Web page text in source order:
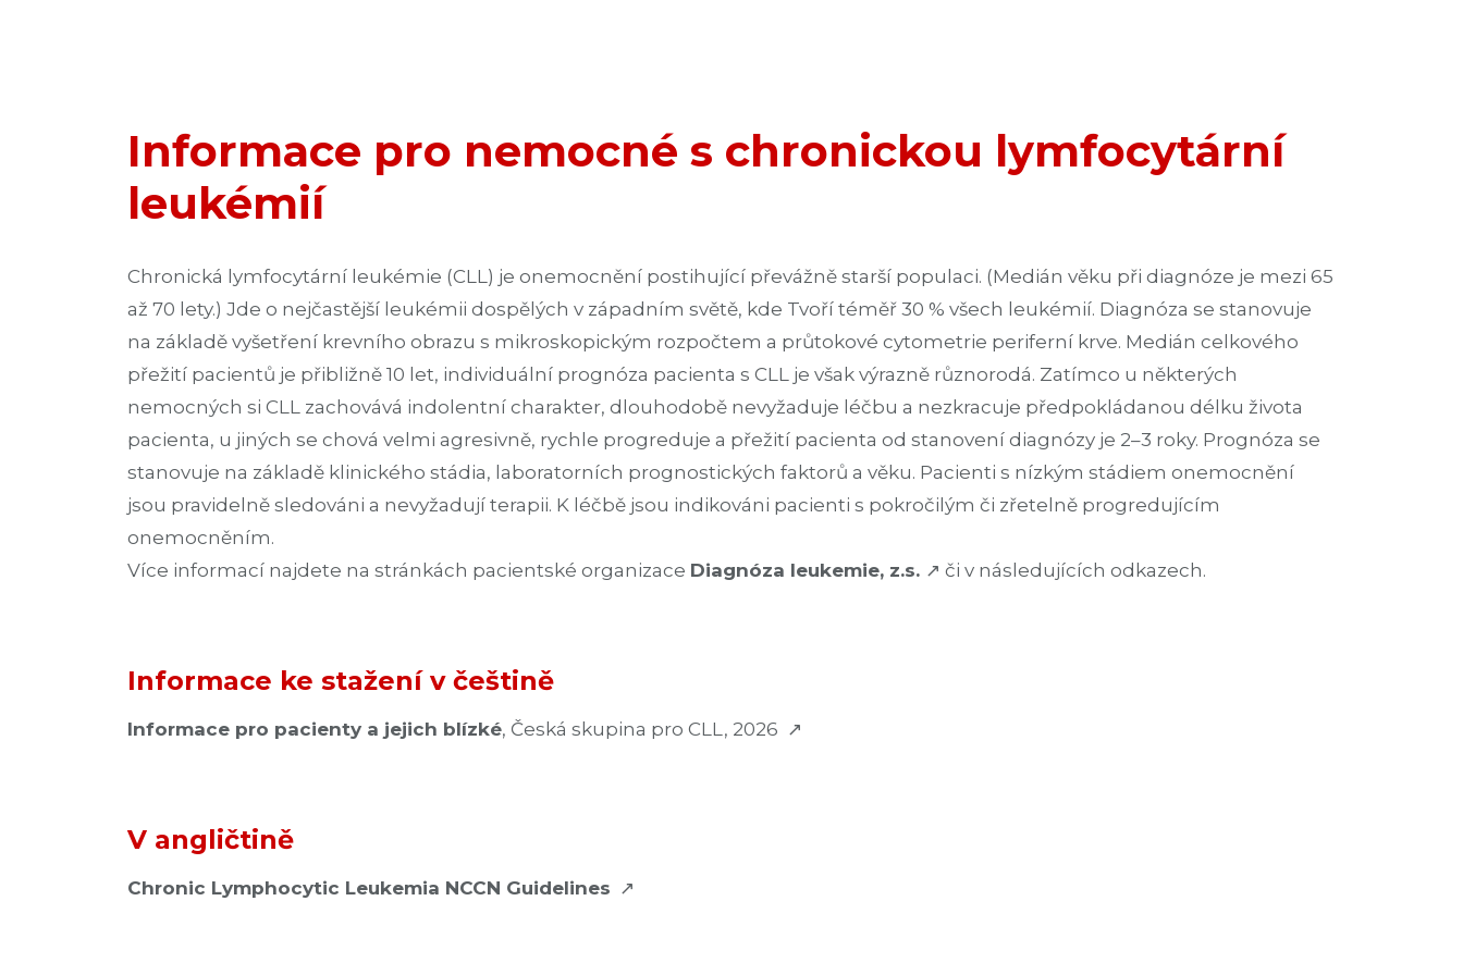
Informace pro nemocné s chronickou lymfocytární
leukémií
Chronická lymfocytární leukémie (CLL) je onemocnění postihující převážně starší populaci. (Medián věku při diagnóze je mezi 65
až 70 lety.) Jde o nejčastější leukémii dospělých v západním světě, kde Tvoří téměř 30 % všech leukémií. Diagnóza se stanovuje
na základě vyšetření krevního obrazu s mikroskopickým rozpočtem a průtokové cytometrie periferní krve. Medián celkového
přežití pacientů je přibližně 10 let, individuální prognóza pacienta s CLL je však výrazně různorodá. Zatímco u některých
nemocných si CLL zachovává indolentní charakter, dlouhodobě nevyžaduje léčbu a nezkracuje předpokládanou délku života
pacienta, u jiných se chová velmi agresivně, rychle progreduje a přežití pacienta od stanovení diagnózy je 2–3 roky. Prognóza se
stanovuje na základě klinického stádia, laboratorních prognostických faktorů a věku. Pacienti s nízkým stádiem onemocnění
jsou pravidelně sledováni a nevyžadují terapii. K léčbě jsou indikováni pacienti s pokročilým či zřetelně progredujícím
onemocněním.
Více informací najdete na stránkách pacientské organizace Diagnóza leukemie, z.s. ↗ či v následujících odkazech.
Informace ke stažení v češtině
Informace pro pacienty a jejich blízké, Česká skupina pro CLL, 2026 ↗
V angličtině
Chronic Lymphocytic Leukemia NCCN Guidelines ↗